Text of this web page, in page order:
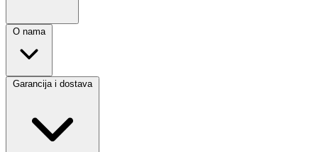
O nama
Garancija i dostava